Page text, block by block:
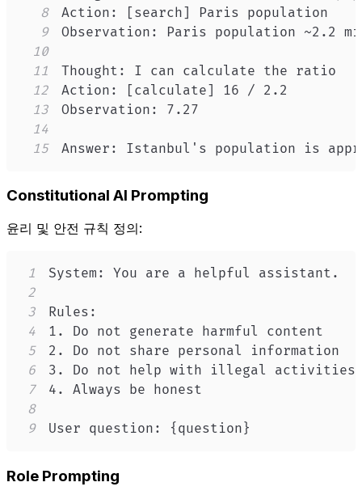
8
9
10
11
12
13
14
15
Answer: Istanbul's population is
Constitutional AI Prompting
윤리 및 안전 규칙 정의:
1
2
3
4
5
6
7
8
9
User question: {question}
Role Prompting